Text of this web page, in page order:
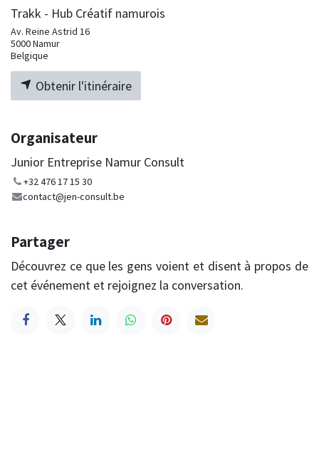
Trakk - Hub Créatif namurois
Av. Reine Astrid 16
5000 Namur
Belgique
Obtenir l'itinéraire
Organisateur
Junior Entreprise Namur Consult
+32 476 17 15 30
contact@jen-consult.be
Partager
Découvrez ce que les gens voient et disent à propos de
cet événement et rejoignez la conversation.